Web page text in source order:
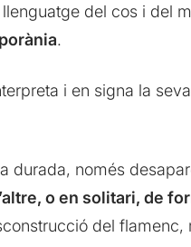
del cos i del
.
i en signa la
durada, només
o en solitari, de
del flamenc,